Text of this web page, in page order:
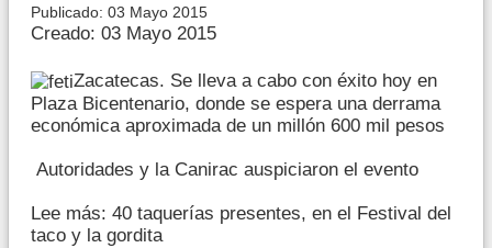
Publicado: 03 Mayo 2015
Creado: 03 Mayo 2015
Zacatecas. Se lleva a cabo con éxito hoy en
Plaza Bicentenario, donde se espera una derrama
económica aproximada de un millón 600 mil pesos
Autoridades y la Canirac auspiciaron el evento
Lee más: 40 taquerías presentes, en el Festival del
taco y la gordita